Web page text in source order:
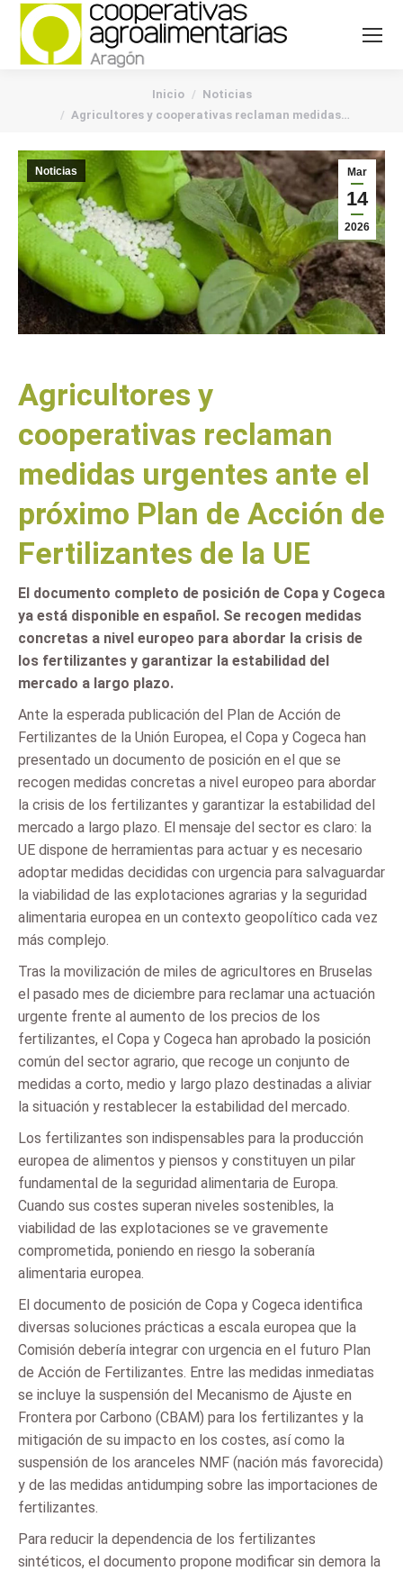
Inicio
Noticias
Agricultores y cooperativas reclaman medidas…
Mar
14
2026
Noticias
Agricultores y
cooperativas reclaman
medidas urgentes ante el
próximo Plan de Acción de
Fertilizantes de la UE
El documento completo de posición de Copa y Cogeca
ya está disponible en español. Se recogen medidas
concretas a nivel europeo para abordar la crisis de
los fertilizantes y garantizar la estabilidad del
mercado a largo plazo.
Ante la esperada publicación del Plan de Acción de
Fertilizantes de la Unión Europea, el Copa y Cogeca han
presentado un documento de posición en el que se
recogen medidas concretas a nivel europeo para abordar
la crisis de los fertilizantes y garantizar la estabilidad del
mercado a largo plazo. El mensaje del sector es claro: la
UE dispone de herramientas para actuar y es necesario
adoptar medidas decididas con urgencia para salvaguardar
la viabilidad de las explotaciones agrarias y la seguridad
alimentaria europea en un contexto geopolítico cada vez
más complejo.
Tras la movilización de miles de agricultores en Bruselas
el pasado mes de diciembre para reclamar una actuación
urgente frente al aumento de los precios de los
fertilizantes, el Copa y Cogeca han aprobado la posición
común del sector agrario, que recoge un conjunto de
medidas a corto, medio y largo plazo destinadas a aliviar
la situación y restablecer la estabilidad del mercado.
Los fertilizantes son indispensables para la producción
europea de alimentos y piensos y constituyen un pilar
fundamental de la seguridad alimentaria de Europa.
Cuando sus costes superan niveles sostenibles, la
viabilidad de las explotaciones se ve gravemente
comprometida, poniendo en riesgo la soberanía
alimentaria europea.
El documento de posición de Copa y Cogeca identifica
diversas soluciones prácticas a escala europea que la
Comisión debería integrar con urgencia en el futuro Plan
de Acción de Fertilizantes. Entre las medidas inmediatas
se incluye la suspensión del Mecanismo de Ajuste en
Frontera por Carbono (CBAM) para los fertilizantes y la
mitigación de su impacto en los costes, así como la
suspensión de los aranceles NMF (nación más favorecida)
y de las medidas antidumping sobre las importaciones de
fertilizantes.
Para reducir la dependencia de los fertilizantes
sintéticos, el documento propone modificar sin demora la